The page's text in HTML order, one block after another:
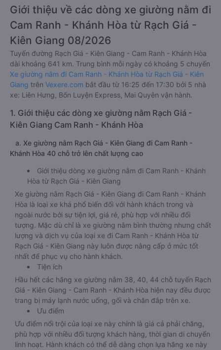
Giới thiệu về các dòng xe giường nằm đi
Cam Ranh - Khánh Hòa từ Rạch Giá -
Kiên Giang 08/2026
Tuyến đường Rạch Giá - Kiên Giang - Cam Ranh - Khánh Hòa
dài khoảng 641 km. Trung bình mỗi ngày có khoảng 5 chuyến
Xe giường nằm đi Cam Ranh - Khánh Hòa từ Rạch Giá - Kiên
Giang trên Vexere.com bắt đầu từ 16:25 đến 17:30 bởi 5 nhà
xe: Liên Hưng, Bốn Luyện Express, Mai Quyên vận hành.
1. Giới thiệu các dòng xe giường nằm Rạch Giá -
Kiên Giang Cam Ranh - Khánh Hòa
a. Xe giường nằm Rạch Giá - Kiên Giang đi Cam Ranh -
Khánh Hòa 40 chỗ trở lên chất lượng cao
Giới thiệu dòng xe giường nằm đi Cam Ranh - Khánh
Hòa từ Rạch Giá - Kiên Giang
Xe giường nằm Rạch Giá - Kiên Giang đi Cam Ranh - Khánh
Hòa là loại xe khá phổ biến đối với hành khách trong và
ngoài nước bởi sự tiện lợi, giá rẻ, phù hợp với nhiều đối
tượng. Mặc dù chỉ là xe giường nằm bình thường nhưng chất
lượng và dịch vụ của loại xe đi Cam Ranh - Khánh Hòa từ
Rạch Giá - Kiên Giang này luôn được nâng cấp ở mức tốt
nhất để phục vụ cho hành khách.
Tiện ích
Hầu hết các hãng xe giường nằm 38, 40, 44 chỗ tuyến Rạch
Giá - Kiên Giang - Cam Ranh - Khánh Hòa hiện nay đều được
trang bị máy lạnh nước uống, gối và chăn đắp trên xe.
Ưu điểm
Ưu điểm nổi trội của loại xe này chính là giá cả phải chăng,
phù hợp với nhiều đối tượng khách hàng, thời gian di chuyển
linh hoạt. Hành khách có thể dễ dàng chọn lựa hãng xe này